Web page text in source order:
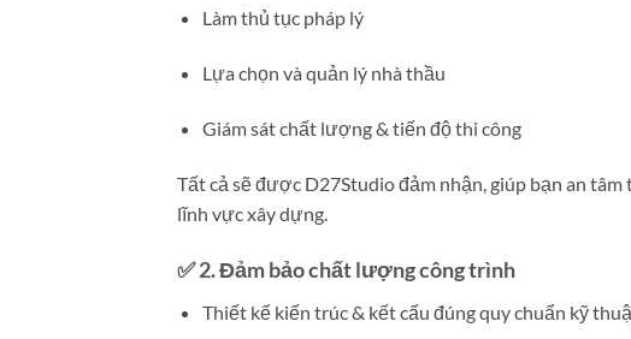
Làm thủ tục pháp lý
Lựa chọn và quản lý nhà thầu
Giám sát chất lượng & tiến độ thi công
Tất cả sẽ được D27Studio đảm nhận, giúp bạn an
lĩnh vực xây dựng.
✅ 2.Đảm bảo chất lượng công trình
Thiết kế kiến trúc & kết cấu đúng quy chuẩn kỹ